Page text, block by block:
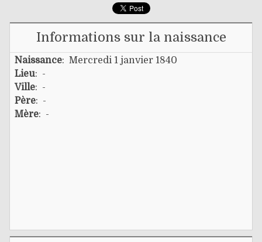
Informations sur la naissance
Naissance: Mercredi 1 janvier 1840
Lieu: -
Ville: -
Père: -
Mère: -